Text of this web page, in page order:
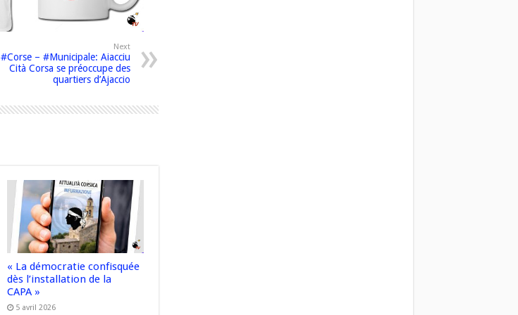
Next
#Corse – #Municipale: Aiacciu
Cità Corsa se préoccupe des
quartiers d’Ajaccio
« La démocratie confisquée
dès l’installation de la
CAPA »
5 avril 2026